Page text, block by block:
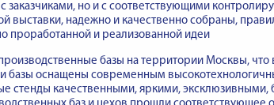
заказчиками, но и с соответствующими
выставки, надежно и качественно собраны,
проработанной и реализованной идеи
базы на территории Москвы, что
базы оснащены современным
стенды качественными, яркими, эксклюзивными,